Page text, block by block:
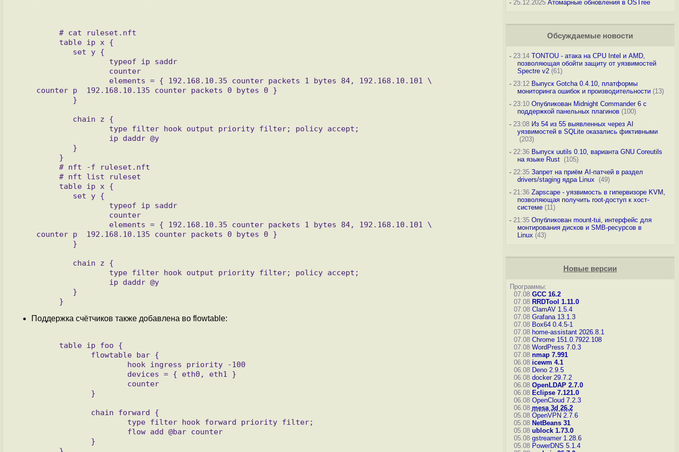
counter p  192.168.10.135 counter packets 0 bytes 0 }
counter p  192.168.10.135 counter packets 0 bytes 0 }
Поддержка счётчиков также добавлена во flowtable:
-25.12.2025 Атомарные обновления в OSTree
Обсуждаемые новости
-23:14 TONTOU - атака на CPU Intel и AMD,
позволяющая обойти защиту от уязвимостей
Spectre v2(61)
-23:12 Выпуск Gotcha 0.4.10, платформы
мониторинга ошибок и производительности(13)
-23:10 Опубликован Midnight Commander 6 c
поддержкой панельных плагинов(100)
-23:08 Из 54 из 55 выявленных через AI
уязвимостей в SQLite оказались фиктивными
(203)
-22:36 Выпуск uutils 0.10, варианта GNU Coreutils
на языке Rust (105)
-22:35 Запрет на приём AI-патчей в раздел
drivers/staging ядра Linux
(49)
-21:36 Zapscape - уязвимость в гипервизоре KVM,
позволяющая получить root-доступ к хост-
системе(11)
-21:35 Опубликован mount-tui, интерфейс для
монтирования дисков и SMB-ресурсов в
Linux (43)
Новые версии
Программы:
07.08 GCC 16.2
07.08 RRDTool 1.11.0
07.08 ClamAV 1.5.4
07.08 Grafana 13.1.3
07.08 Box64 0.4.5-1
07.08 home-assistant 2026.8.1
07.08 Chrome 151.0.7922.108
07.08 WordPress 7.0.3
07.08 nmap 7.991
06.08 icewm 4.1
06.08 Deno 2.9.5
06.08 docker 29.7.2
06.08 OpenLDAP 2.7.0
06.08 Eclipse 7.121.0
06.08 OpenCloud 7.2.3
06.08 mesa 3d 26.2
05.08 OpenVPN 2.7.6
05.08 NetBeans 31
05.08 ublock 1.73.0
05.08 gstreamer 1.28.6
05.08 PowerDNS 5.1.4